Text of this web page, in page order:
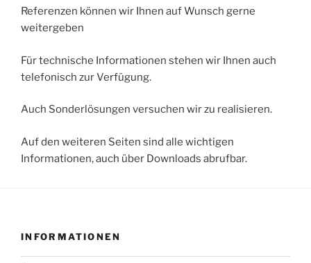
Referenzen können wir Ihnen auf Wunsch gerne
weitergeben
Für technische Informationen stehen wir Ihnen auch
telefonisch zur Verfügung.
Auch Sonderlösungen versuchen wir zu realisieren.
Auf den weiteren Seiten sind alle wichtigen
Informationen, auch über Downloads abrufbar.
INFORMATIONEN